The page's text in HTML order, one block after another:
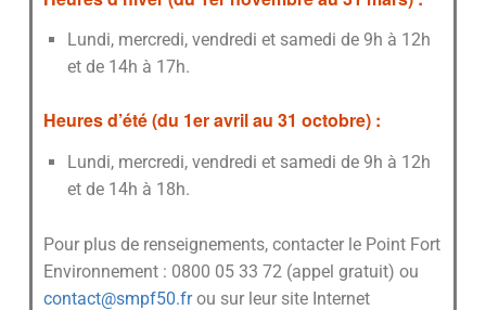
Lundi, mercredi, vendredi et samedi de 9h à 12h
et de 14h à 17h.
Heures d’été (du 1er avril au 31 octobre) :
Lundi, mercredi, vendredi et samedi de 9h à 12h
et de 14h à 18h.
Pour plus de renseignements, contacter le Point Fort
Environnement : 0800 05 33 72 (appel gratuit) ou
contact@smpf50.frou sur leur site Internet